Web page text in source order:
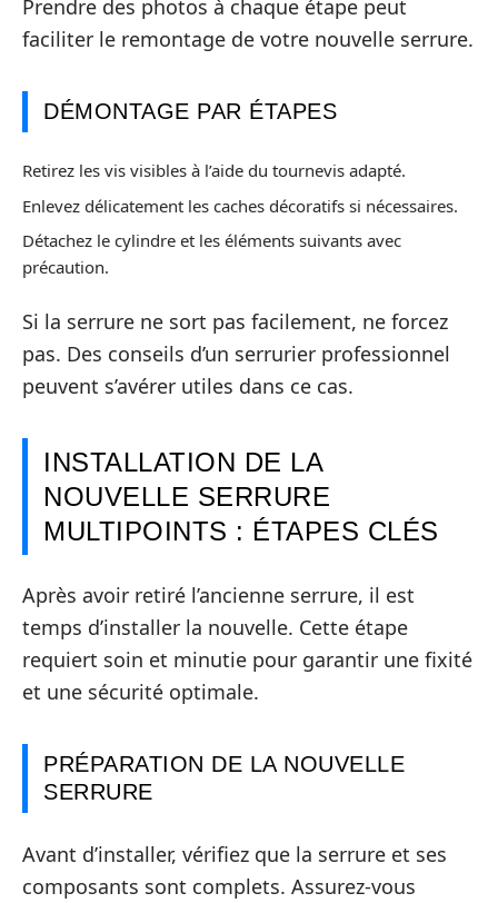
Prendre des photos à chaque étape peut
faciliter le remontage de votre nouvelle serrure.
DÉMONTAGE PAR ÉTAPES
Retirez les vis visibles à l’aide du tournevis adapté.
Enlevez délicatement les caches décoratifs si nécessaires.
Détachez le cylindre et les éléments suivants avec
précaution.
Si la serrure ne sort pas facilement, ne forcez
pas. Des conseils d’un serrurier professionnel
peuvent s’avérer utiles dans ce cas.
INSTALLATION DE LA
NOUVELLE SERRURE
MULTIPOINTS : ÉTAPES CLÉS
Après avoir retiré l’ancienne serrure, il est
temps d’installer la nouvelle. Cette étape
requiert soin et minutie pour garantir une fixité
et une sécurité optimale.
PRÉPARATION DE LA NOUVELLE
SERRURE
Avant d’installer, vérifiez que la serrure et ses
composants sont complets. Assurez-vous